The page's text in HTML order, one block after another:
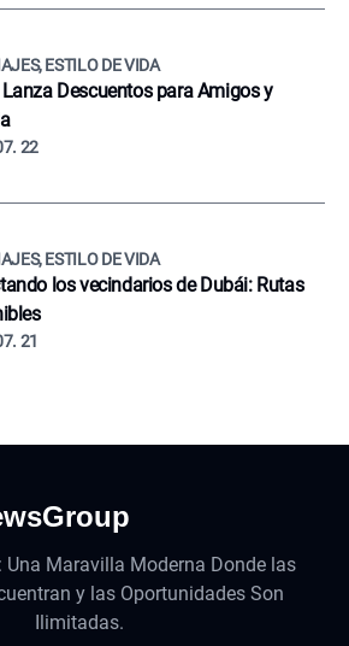
ESTILO DE VIDA
Descuentos para Amigos y
22
ESTILO DE VIDA
los vecindarios de Dubái: Rutas
21
Una Maravilla Moderna Donde las
y las Oportunidades Son
Ilimitadas.